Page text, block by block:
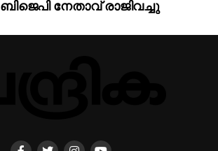
ബിജെപി നേതാവ് രാജിവച്ചു